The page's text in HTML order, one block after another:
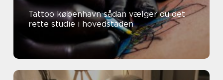
Tattoo københavn sådan vælger du det
rette studie i hovedstaden